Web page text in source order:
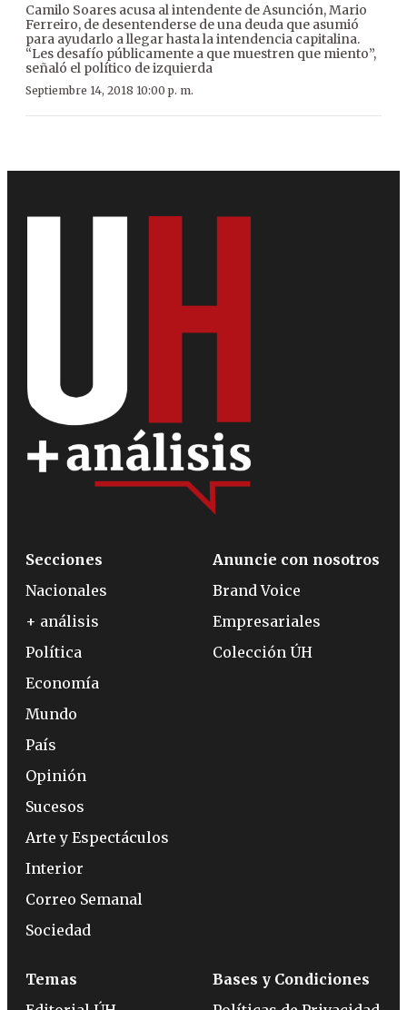
Camilo Soares acusa al intendente de Asunción, Mario
Ferreiro, de desentenderse de una deuda que asumió
para ayudarlo a llegar hasta la intendencia capitalina.
“Les desafío públicamente a que muestren que miento”,
señaló el político de izquierda
Septiembre 14, 2018 10:00 p. m.
Secciones
Nacionales
+ análisis
Política
Economía
Mundo
País
Opinión
Sucesos
Arte y Espectáculos
Interior
Correo Semanal
Sociedad
Anuncie con nosotros
Brand Voice
Empresariales
Colección ÚH
Temas
Bases y Condiciones